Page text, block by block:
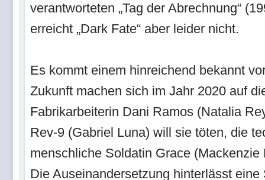
verantworteten „Tag der Abrechnung“
erreicht „Dark Fate“ aber leider nicht.
Es kommt einem hinreichend bekannt
Zukunft machen sich im Jahr 2020 auf
Fabrikarbeiterin Dani Ramos (Natalia
Rev-9 (Gabriel Luna) will sie töten, die
menschliche Soldatin Grace
Die Auseinandersetzung hinterlässt